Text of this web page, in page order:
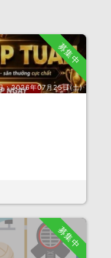
募集中
：2026年07月25日(土)
募集中